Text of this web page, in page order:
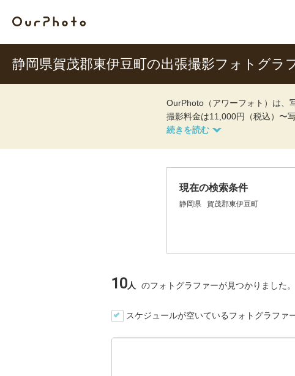
静岡県賀茂郡東伊豆町の出張撮影フォトグラ
OurPhoto（アワーフォト）は、
撮影料金は11,000円（税込）〜
現在の検索条件
静岡県 賀茂郡東伊豆町
10人 のフォトグラファーが見つかりました。
スケジュールが空いているフォトグラファ